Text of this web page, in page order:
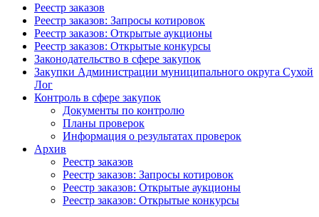
Реестр заказов
Реестр заказов: Запросы котировок
Реестр заказов: Открытые аукционы
Реестр заказов: Открытые конкурсы
Законодательство в сфере закупок
Закупки Администрации муниципального округа Сухой
Лог
Контроль в сфере закупок
Документы по контролю
Планы проверок
Информация о результатах проверок
Архив
Реестр заказов
Реестр заказов: Запросы котировок
Реестр заказов: Открытые аукционы
Реестр заказов: Открытые конкурсы